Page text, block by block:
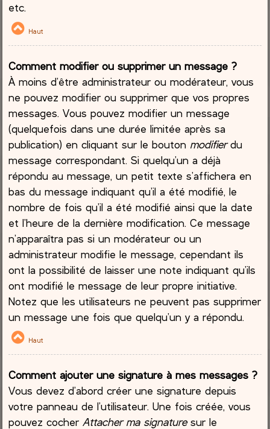
etc.
Haut
Comment modifier ou supprimer un message ?
À moins d’être administrateur ou modérateur, vous
ne pouvez modifier ou supprimer que vos propres
messages. Vous pouvez modifier un message
(quelquefois dans une durée limitée après sa
publication) en cliquant sur le bouton modifierdu
message correspondant. Si quelqu’un a déjà
répondu au message, un petit texte s’affichera en
bas du message indiquant qu’il a été modifié, le
nombre de fois qu’il a été modifié ainsi que la date
et l’heure de la dernière modification. Ce message
n’apparaîtra pas si un modérateur ou un
administrateur modifie le message, cependant ils
ont la possibilité de laisser une note indiquant qu’ils
ont modifié le message de leur propre initiative.
Notez que les utilisateurs ne peuvent pas supprimer
un message une fois que quelqu’un y a répondu.
Haut
Comment ajouter une signature à mes messages ?
Vous devez d’abord créer une signature depuis
votre panneau de l’utilisateur. Une fois créée, vous
pouvez cocherAttacher ma signaturesur le